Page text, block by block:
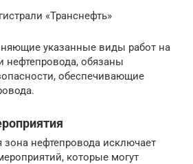
«Транснефть»
указанные виды работ на
нефтепровода, обязаны
обеспечивающие
зона нефтепровода исключает
которые могут